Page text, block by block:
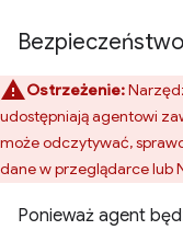
Bezpieczeństwo
Ostrzeżenie:
udostępniają agentowi
może odczytywać,
dane w przeglądarce lub
Ponieważ agent